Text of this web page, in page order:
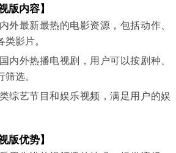
版内容】
外最新最热的电影资源，包括动作、
影片。
内外热播电视剧，用户可以按剧种、
选。
综艺节目和娱乐视频，满足用户的娱
版优势】